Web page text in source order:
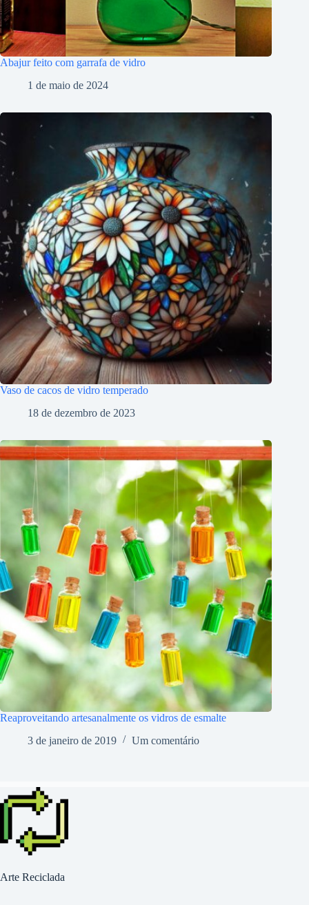
Abajur feito com garrafa de vidro
1 de maio de 2024
Vaso de cacos de vidro temperado
18 de dezembro de 2023
Reaproveitando artesanalmente os vidros de esmalte
3 de janeiro de 2019
Um comentário
Arte Reciclada